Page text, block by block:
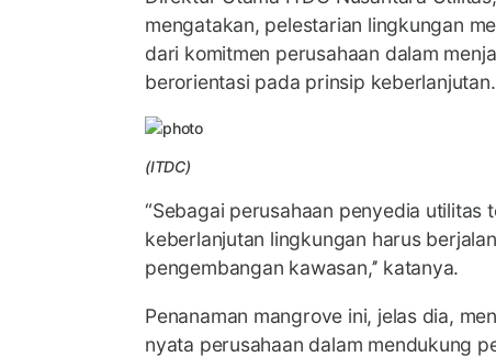
mengatakan, pelestarian lingkungan
dari komitmen perusahaan dalam
berorientasi pada prinsip keberlanjutan.
(ITDC)
“Sebagai perusahaan penyedia utilitas
keberlanjutan lingkungan harus
pengembangan kawasan,’’ katanya.
Penanaman mangrove ini, jelas dia,
nyata perusahaan dalam mendukung